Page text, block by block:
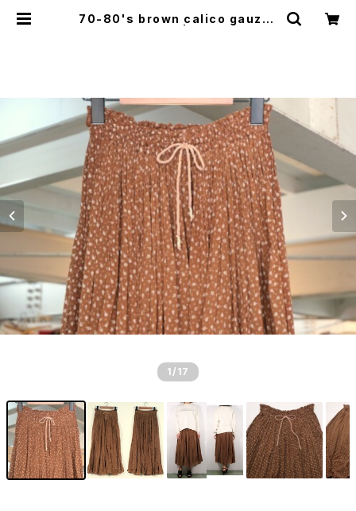
70-80's brown calico gauzy l
1 /17